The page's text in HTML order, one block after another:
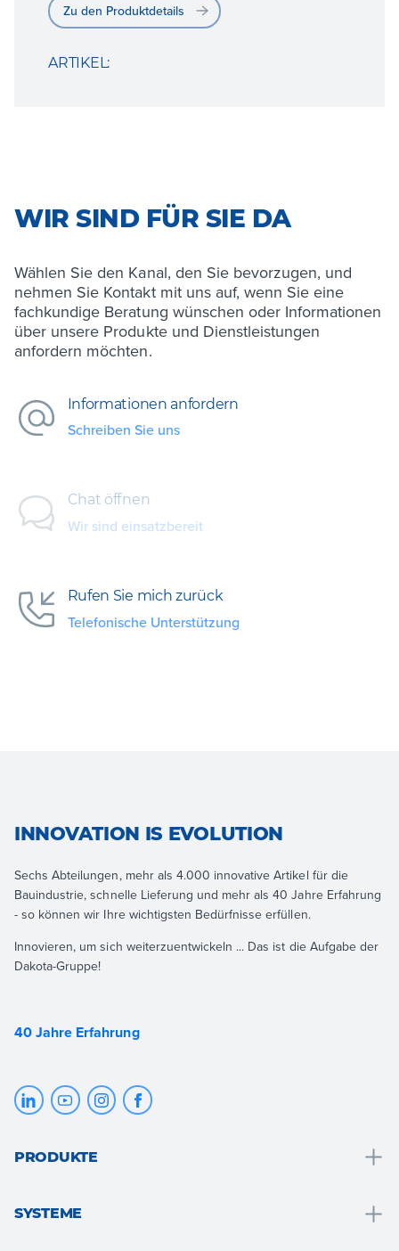
Zu den Produktdetails
ARTIKEL:
WIR SIND FÜR SIE DA
Wählen Sie den Kanal, den Sie bevorzugen, und
nehmen Sie Kontakt mit uns auf, wenn Sie eine
fachkundige Beratung wünschen oder Informationen
über unsere Produkte und Dienstleistungen
anfordern möchten.
Informationen anfordern
Schreiben Sie uns
Chat öffnen
Wir sind einsatzbereit
Rufen Sie mich zurück
Telefonische Unterstützung
INNOVATION IS EVOLUTION
Sechs Abteilungen, mehr als 4.000 innovative Artikel für die
Bauindustrie, schnelle Lieferung und mehr als 40 Jahre Erfahrung
- so können wir Ihre wichtigsten Bedürfnisse erfüllen.
Innovieren, um sich weiterzuentwickeln ... Das ist die Aufgabe der
Dakota-Gruppe!
40 Jahre Erfahrung
PRODUKTE
SYSTEME